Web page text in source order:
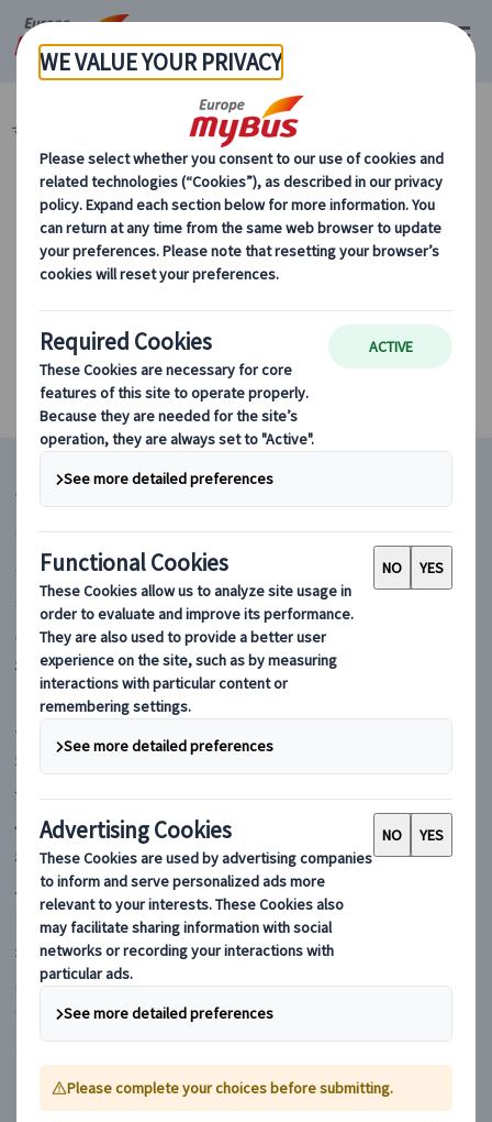
マイバス・ヨーロッパ イタリア (45) ローマ (31)
カテゴリーから探す
条件に該当するツアーがありません
マイバスヨーロッパ
フランス
イギリス
イタリア
スペイン
ポルトガル
ギリシャ
オーストリア
チェコ
ハンガリー
ポーランド
ルーマニア
クロアチア
オランダ
スイス
フィンランド